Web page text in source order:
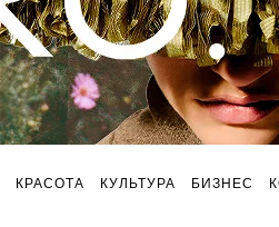
КРАСОТА КУЛЬТУРА БИЗНЕС